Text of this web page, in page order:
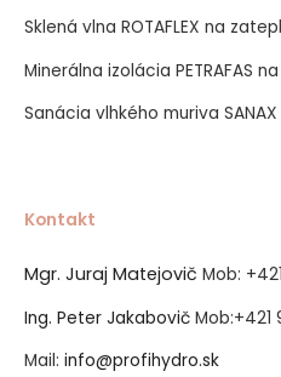
Sklená vlna ROTAFLEX na
Minerálna izolácia PETRAFAS
Sanácia vlhkého muriva SANAX
Kontakt
Mgr. Juraj Matejovič Mob:
Ing. Peter Jakabovič Mob:+421
Mail: info@profihydro.sk